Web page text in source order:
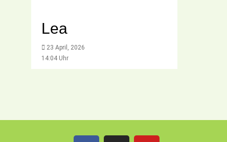
Lea
23 April, 2026
14:04 Uhr